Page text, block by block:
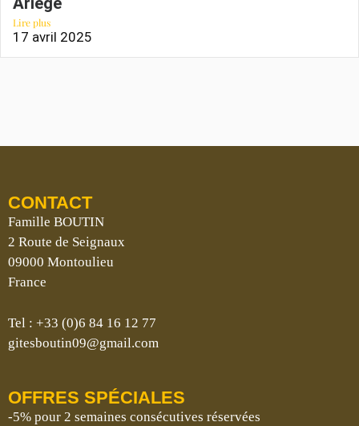
Lire plus
17 avril 2025
CONTACT
Famille BOUTIN
2 Route de Seignaux
09000 Montoulieu
France
Tel : +33 (0)6 84 16 12 77
gitesboutin09@gmail.com
OFFRES SPÉCIALES
-5% pour 2 semaines consécutives réservées